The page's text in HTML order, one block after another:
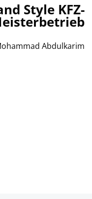
Style KFZ-
Abdulkarim